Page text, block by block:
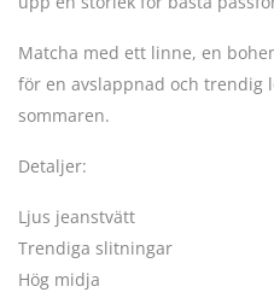
Matcha med ett linne, en
för en avslappnad och trendig
sommaren.
Detaljer:
Ljus jeanstvätt
Trendiga slitningar
Hög midja